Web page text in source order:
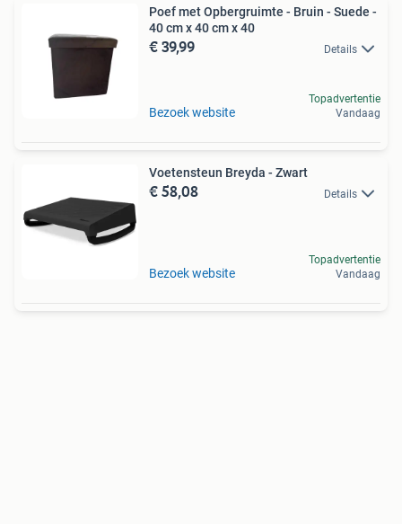
Poef met Opbergruimte - Bruin - Suede -
40 cm x 40 cm x 40
€ 39,99 Details
Bezoek website
Topadvertentie
Vandaag
Voetensteun Breyda - Zwart
€ 58,08 Details
Bezoek website
Topadvertentie
Vandaag